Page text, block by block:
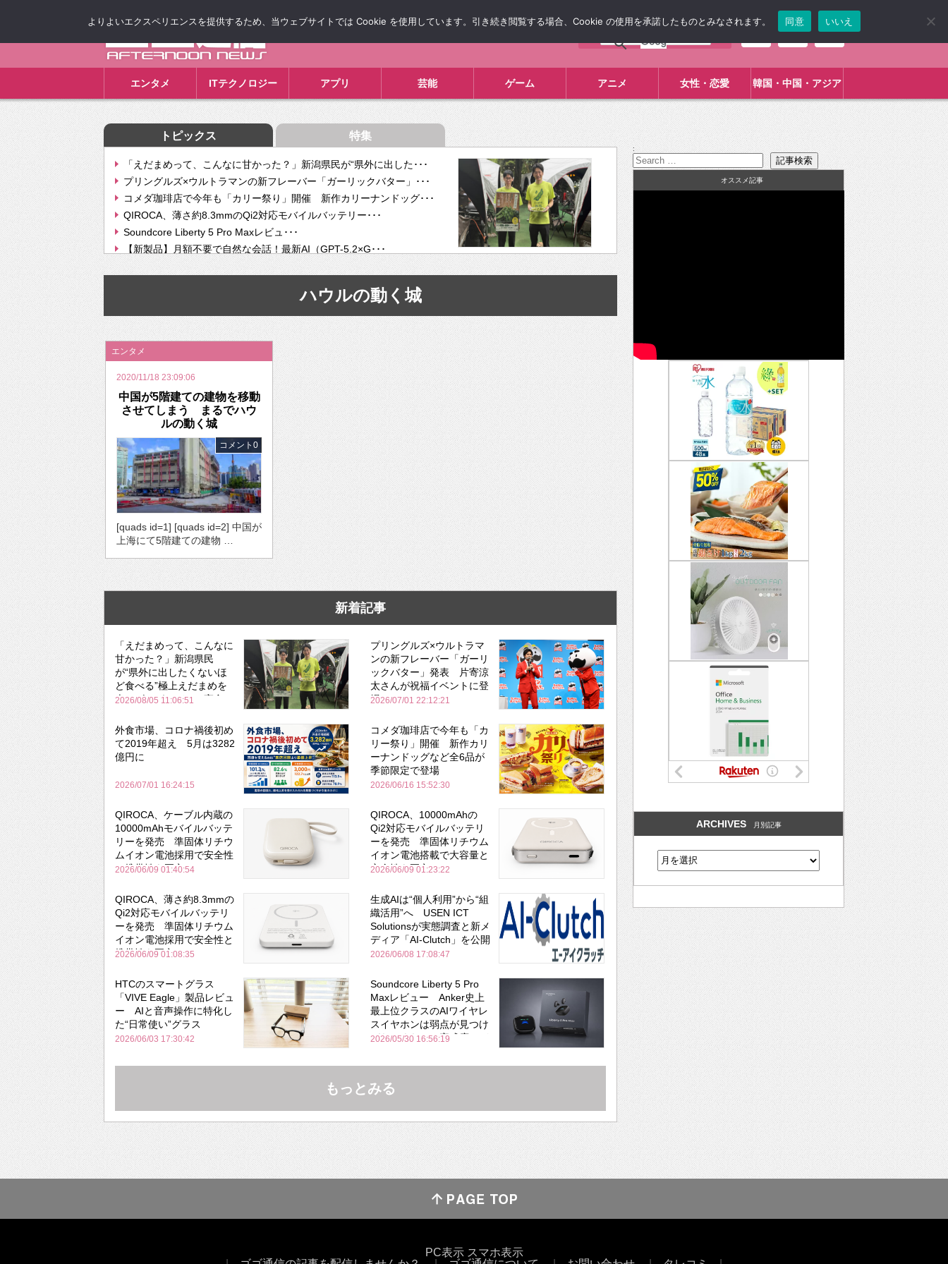
エンタメ ITテクノロジー アプリ 芸能 ゲーム アニメ 女性・恋愛 韓国・中国・アジア
トピックス 特集
「えだまめって、こんなに甘かった？」新潟県民が“県外に出した･･･
プリングルズ×ウルトラマンの新フレーバー「ガーリックバター」･･･
コメダ珈琲店で今年も「カリー祭り」開催 新作カリーナンドッグ･･･
QIROCA、薄さ約8.3mmのQi2対応モバイルバッテリー･･･
Soundcore Liberty 5 Pro Maxレビュ･･･
【新製品】月額不要で自然な会話！最新AI（GPT-5.2×G･･･
【次世代の没入感と生産性】VITURE Luma Ultra･･･
挫折率8割の壁をAIで突破。ジャストシステム、”自分が今話し･･･
2026年のバレンタインは「自分で作って、想いを渡す」 TE･･･
ハウルの動く城
エンタメ
2020/11/18 23:09:06
中国が5階建ての建物を移動
させてしまう まるでハウ
ルの動く城
コメント0
[quads id=1] [quads id=2] 中国が
上海にて5階建ての建物 …
新着記事
「えだまめって、こんなに
甘かった？」新潟県民
が“県外に出したくないほ
ど食べる”極上えだまめを
森のビアガーデンで実食
2026/08/05 11:06:51
プリングルズ×ウルトラマ
ンの新フレーバー「ガーリ
ックバター」発表 片寄涼
太さんが祝福イベントに登
場
2026/07/01 22:12:21
外食市場、コロナ禍後初め
て2019年超え 5月は3282
億円に
2026/07/01 16:24:15
コメダ珈琲店で今年も「カ
リー祭り」開催 新作カリ
ーナンドッグなど全6品が
季節限定で登場
2026/06/16 15:52:30
QIROCA、ケーブル内蔵の
10000mAhモバイルバッテ
リーを発売 準固体リチウ
ムイオン電池採用で安全性
と携帯性を両立
2026/06/09 01:40:54
QIROCA、10000mAhの
Qi2対応モバイルバッテリ
ーを発売 準固体リチウム
イオン電池搭載で大容量と
安全性を両立
2026/06/09 01:23:22
QIROCA、薄さ約8.3mmの
Qi2対応モバイルバッテリ
ーを発売 準固体リチウム
イオン電池採用で安全性と
携帯性を両立
2026/06/09 01:08:35
生成AIは“個人利用”から“組
織活用”へ USEN ICT
Solutionsが実態調査と新メ
ディア「AI-Clutch」を公開
2026/06/08 17:08:47
HTCのスマートグラス
「VIVE Eagle」製品レビュ
ー AIと音声操作に特化し
た“日常使い”グラス
2026/06/03 17:30:42
Soundcore Liberty 5 Pro
Maxレビュー Anker史上
最上位クラスのAIワイヤレ
スイヤホンは弱点が見つけ
づらいくらいの完成度にび
Bose並み
2026/05/30 16:56:19
もっとみる
:
オススメ記事
ARCHIVES 月別記事
PC表示 スマホ表示
よりよいエクスペリエンスを提供するため、当ウェブサイトでは Cookie を使用しています。引き続き閲覧する場合、Cookie の使用を承諾したものとみなされます。 同意 いいえ